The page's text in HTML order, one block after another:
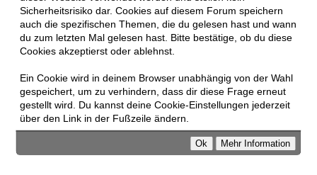
Sicherheitsrisiko dar. Cookies auf diesem Forum speichern
auch die spezifischen Themen, die du gelesen hast und wann
du zum letzten Mal gelesen hast. Bitte bestätige, ob du diese
Cookies akzeptierst oder ablehnst.
Ein Cookie wird in deinem Browser unabhängig von der Wahl
gespeichert, um zu verhindern, dass dir diese Frage erneut
gestellt wird. Du kannst deine Cookie-Einstellungen jederzeit
über den Link in der Fußzeile ändern.